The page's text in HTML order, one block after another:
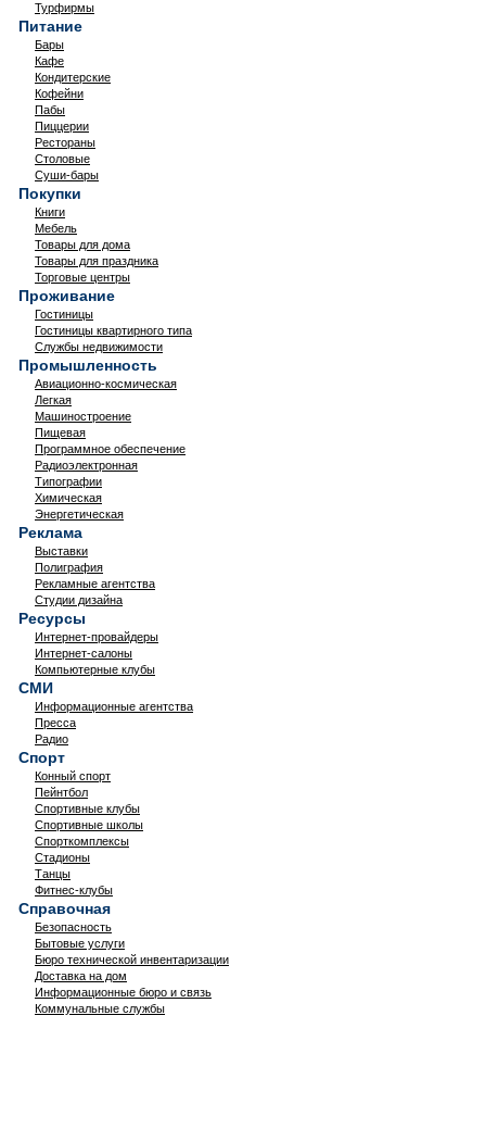
Турфирмы
Питание
Бары
Кафе
Кондитерские
Кофейни
Пабы
Пиццерии
Рестораны
Столовые
Суши-бары
Покупки
Книги
Мебель
Товары для дома
Товары для праздника
Торговые центры
Проживание
Гостиницы
Гостиницы квартирного типа
Службы недвижимости
Промышленность
Авиационно-космическая
Легкая
Машиностроение
Пищевая
Программное обеспечение
Радиоэлектронная
Типографии
Химическая
Энергетическая
Реклама
Выставки
Полиграфия
Рекламные агентства
Студии дизайна
Ресурсы
Интернет-провайдеры
Интернет-салоны
Компьютерные клубы
СМИ
Информационные агентства
Пресса
Радио
Спорт
Конный спорт
Пейнтбол
Спортивные клубы
Спортивные школы
Спорткомплексы
Стадионы
Танцы
Фитнес-клубы
Справочная
Безопасность
Бытовые услуги
Бюро технической инвентаризации
Доставка на дом
Информационные бюро и связь
Коммунальные службы